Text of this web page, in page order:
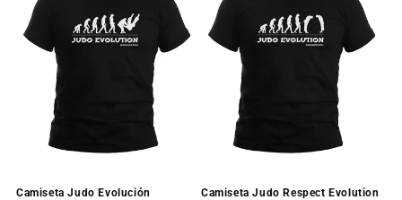
Camiseta Judo Evolución Camiseta Judo Respect Evolution